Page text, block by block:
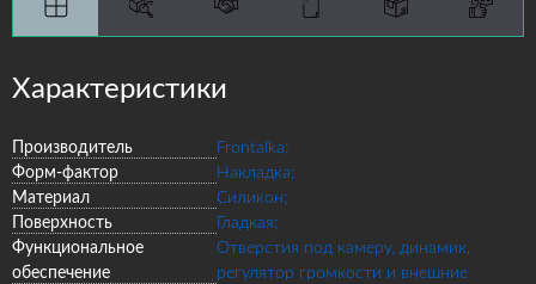
Характеристики
Производитель
Frontalka;
Форм-фактор
Накладка;
Материал
Силикон;
Поверхность
Гладкая;
Функциональное
обеспечение
Отверстия под камеру, динамик,
регулятор громкости и внешние